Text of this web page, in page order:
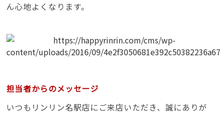
ん心地よくなります。
担当者からのメッセージ
いつもリンリン名駅店にご来店いただき、誠にありが